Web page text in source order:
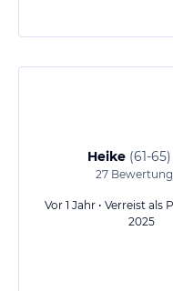
Heike (61-65)
27
Vor 1 Jahr • Verreist als
2025